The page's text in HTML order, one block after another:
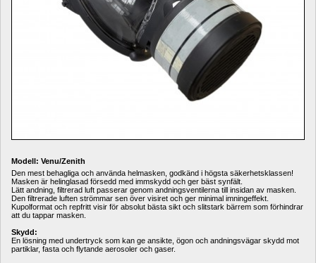
Modell: Venu/Zenith
Den mest behagliga och använda helmasken, godkänd i högsta säkerhetsklassen!
Masken är helinglasad försedd med immskydd och ger bäst synfält.
Lätt andning, filtrerad luft passerar genom andningsventilerna till insidan av masken.
Den filtrerade luften strömmar sen över visiret och ger minimal imningeffekt.
Kupolformat och repfritt visir för absolut bästa sikt och slitstark bärrem som förhindrar
att du tappar masken.
Skydd:
En lösning med undertryck som kan ge ansikte, ögon och andningsvägar skydd mot
partiklar, fasta och flytande aerosoler och gaser.